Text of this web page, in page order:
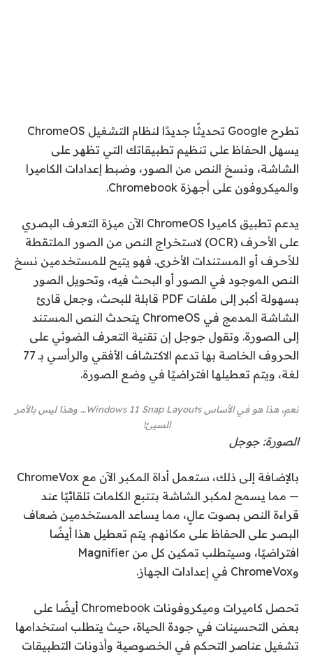
تطرح Google تحديثًا جديدًا لنظام التشغيل ChromeOS
يسهل الحفاظ على تنظيم تطبيقاتك التي تظهر على
الشاشة، ونسخ النص من الصور، وضبط إعدادات الكاميرا
والميكروفون على أجهزة Chromebook.
يدعم تطبيق كاميرا ChromeOS الآن ميزة التعرف البصري
على الأحرف (OCR) لاستخراج النص من الصور الملتقطة
للأحرف أو المستندات الأخرى. فهو يتيح للمستخدمين نسخ
النص الموجود في الصور أو البحث فيه، وتحويل الصور
بسهولة أكبر إلى ملفات PDF قابلة للبحث، وجعل قارئ
الشاشة المدمج في ChromeOS يتحدث النص المستند
إلى الصورة. وتقول جوجل إن تقنية التعرف الضوئي على
الحروف الخاصة بها تدعم الاكتشاف الأفقي والرأسي بـ 77
لغة، ويتم تعطيلها افتراضيًا في وضع الصورة.
نعم، هذا هو في الأساس Windows 11 Snap Layouts… وهذا ليس بالأمر
السيئ!
الصورة: جوجل
بالإضافة إلى ذلك، ستعمل أداة المكبر الآن مع ChromeVox
— مما يسمح لمكبر الشاشة بتتبع الكلمات تلقائيًا عند
قراءة النص بصوت عالٍ، مما يساعد المستخدمين ضعاف
البصر على الحفاظ على مكانهم. يتم تعطيل هذا أيضًا
افتراضيًا، وسيتطلب تمكين كل من Magnifier
وChromeVox في إعدادات الجهاز.
تحصل كاميرات وميكروفونات Chromebook أيضًا على
بعض التحسينات في جودة الحياة، حيث يتطلب استخدامها
تشغيل عناصر التحكم في الخصوصية وأذونات التطبيقات